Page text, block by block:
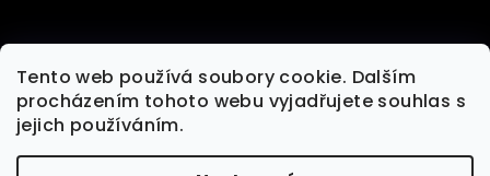
Tento web používá soubory cookie. Dalším
procházením tohoto webu vyjadřujete souhlas s
jejich používáním.
Diskrétní balení
Každou objednávku zabalíme tak, aby nebylo poznat,